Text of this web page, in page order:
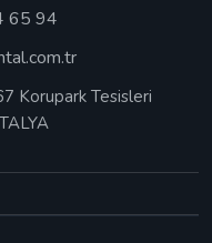
65 94
Korupark Tesisleri